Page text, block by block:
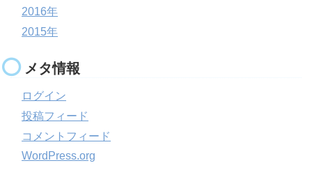
2016年
2015年
メタ情報
ログイン
投稿フィード
コメントフィード
WordPress.org